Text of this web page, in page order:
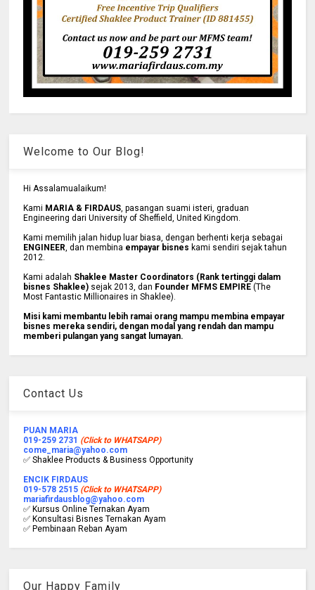
Welcome to Our Blog!
Hi Assalamualaikum!
Kami MARIA & FIRDAUS , pasangan suami isteri, graduan
Engineering dari University of Sheffield, United Kingdom.
Kami memilih jalan hidup luar biasa, dengan berhenti kerja sebagai
ENGINEER , dan membina empayar bisnes kami sendiri sejak tahun
2012.
Kami adalah Shaklee Master Coordinators (Rank tertinggi dalam
bisnes Shaklee) sejak 2013, dan Founder MFMS EMPIRE (The
Most Fantastic Millionaires in Shaklee).
Misi kami membantu lebih ramai orang mampu membina empayar
bisnes mereka sendiri, dengan modal yang rendah dan mampu
memberi pulangan yang sangat lumayan.
Contact Us
PUAN MARIA
019-259 2731 (Click to WHATSAPP)
come_maria@yahoo.com
✅ Shaklee Products & Business Opportunity
ENCIK FIRDAUS
019-578 2515 (Click to WHATSAPP)
mariafirdausblog@yahoo.com
✅ Kursus Online Ternakan Ayam
✅ Konsultasi Bisnes Ternakan Ayam
✅ Pembinaan Reban Ayam
Our Happy Family